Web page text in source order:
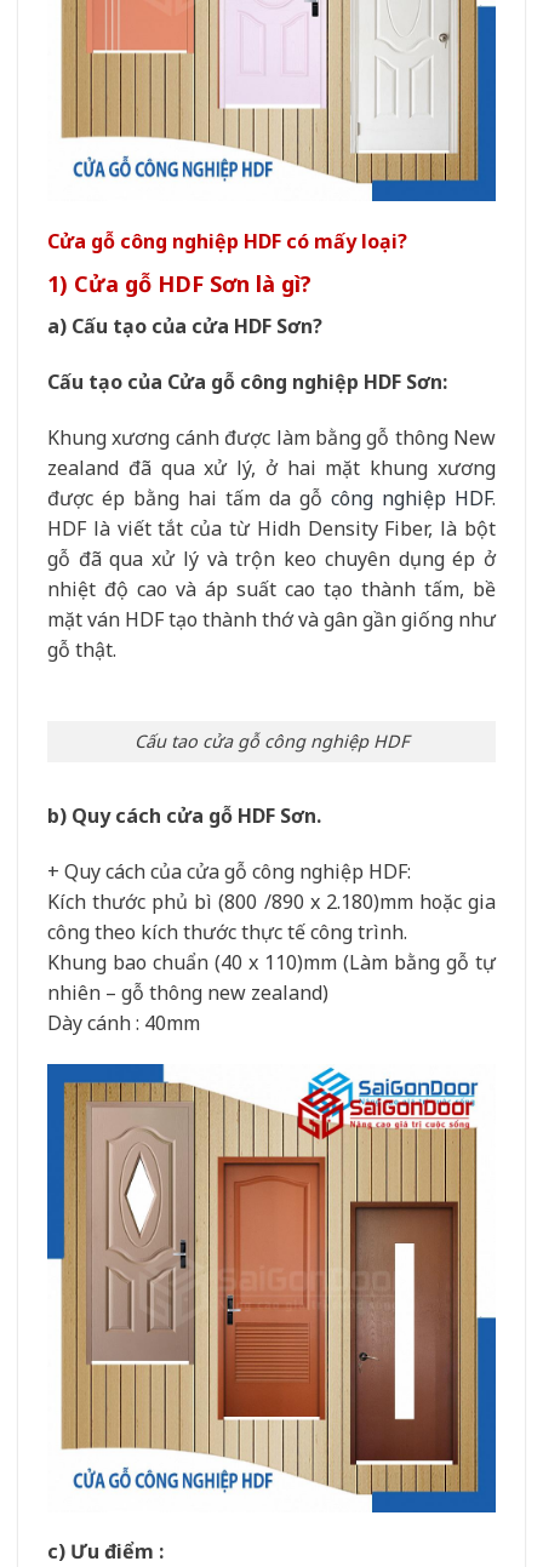
Cửa gỗ công nghiệp HDF có mấy loại?
1) Cửa gỗ HDF Sơn là gì?
a) Cấu tạo của cửa HDF Sơn?
Cấu tạo của Cửa gỗ công nghiệp HDF Sơn:
Khung xương cánh được làm bằng gỗ thông New
zealand đã qua xử lý, ở hai mặt khung xương
được ép bằng hai tấm da gỗ công nghiệp HDF.
HDF là viết tắt của từ Hidh Density Fiber, là bột
gỗ đã qua xử lý và trộn keo chuyên dụng ép ở
nhiệt độ cao và áp suất cao tạo thành tấm, bề
mặt ván HDF tạo thành thớ và gân gần giống như
gỗ thật.
Cấu tao cửa gỗ công nghiệp HDF
b) Quy cách cửa gỗ HDF Sơn.
+ Quy cách của cửa gỗ công nghiệp HDF:
Kích thước phủ bì (800 /890 x 2.180)mm hoặc gia
công theo kích thước thực tế công trình.
Khung bao chuẩn (40 x 110)mm (Làm bằng gỗ tự
nhiên – gỗ thông new zealand)
Dày cánh : 40mm
c) Ưu điểm :